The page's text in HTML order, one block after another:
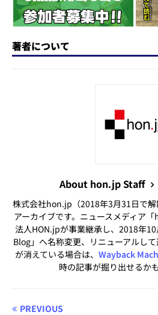
著者について
About hon.jp Staff
株式会社hon.jp（2018年3月31日で
アーカイブです。ニュースメディア
法人HON.jpが事業継承し、2018年
Blog」へ名称変更、リニューアルし
が消えている場合は、 Wayback
時の記事が掘り出せるか
PREVIOUS